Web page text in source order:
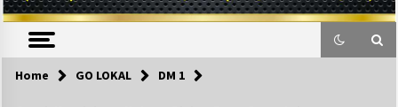
Home GO LOKAL DM 1